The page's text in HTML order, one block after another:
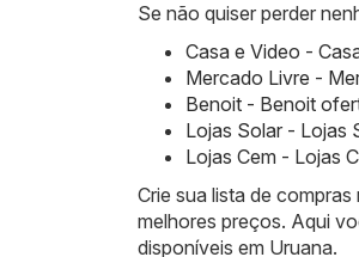
Se não quiser perder
Casa e Video -
Mercado Livre -
Benoit - Benoit
Lojas Solar - Lojas
Lojas Cem - Lojas
Crie sua lista de
melhores preços. Aqui
disponíveis em Uruana.